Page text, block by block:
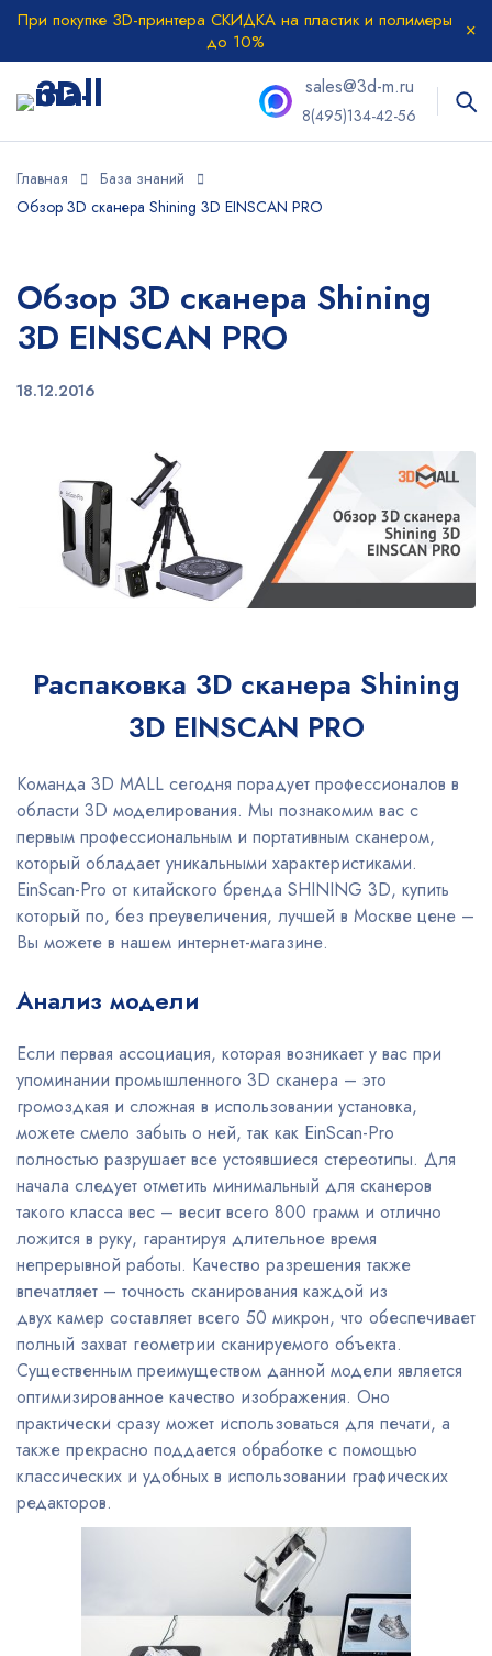
При покупке 3D-принтера СКИДКА на пластик и полимеры
до 10%
sales@3d-m.ru
8(495)134-42-56
Главная
База знаний
Обзор 3D сканера Shining 3D EINSCAN PRO
Обзор 3D сканера Shining
3D EINSCAN PRO
18.12.2016
Распаковка 3D сканера Shining
3D EINSCAN PRO
Команда 3D MALL сегодня порадует профессионалов в
области 3D моделирования. Мы познакомим вас с
первым профессиональным и портативным сканером,
который обладает уникальными характеристиками.
EinScan-Pro от китайского бренда SHINING 3D, купить
который по, без преувеличения, лучшей в Москве цене –
Вы можете в нашем интернет-магазине.
Анализ модели
Если первая ассоциация, которая возникает у вас при
упоминании промышленного 3D сканера – это
громоздкая и сложная в использовании установка,
можете смело забыть о ней, так как EinScan-Pro
полностью разрушает все устоявшиеся стереотипы. Для
начала следует отметить минимальный для сканеров
такого класса вес – весит всего 800 грамм и отлично
ложится в руку, гарантируя длительное время
непрерывной работы. Качество разрешения также
впечатляет – точность сканирования каждой из
двух камер составляет всего 50 микрон, что обеспечивает
полный захват геометрии сканируемого объекта.
Существенным преимуществом данной модели является
оптимизированное качество изображения. Оно
практически сразу может использоваться для печати, а
также прекрасно поддается обработке с помощью
классических и удобных в использовании графических
редакторов.